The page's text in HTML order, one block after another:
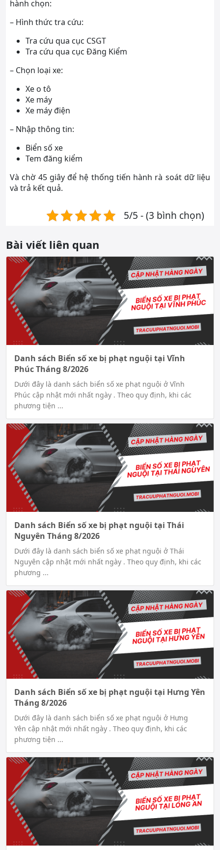
hành chọn:
– Hình thức tra cứu:
Tra cứu qua cục CSGT
Tra cứu qua cục Đăng Kiểm
– Chọn loại xe:
Xe o tô
Xe máy
Xe máy điện
– Nhập thông tin:
Biển số xe
Tem đăng kiểm
Và chờ 45 giây để hệ thống tiến hành rà soát dữ liệu
và trả kết quả.
5/5 - (3 bình chọn)
Bài viết liên quan
Danh sách Biển số xe bị phạt nguội tại Vĩnh
Phúc Tháng 8/2026
Dưới đây là danh sách biển số xe phạt nguội ở Vĩnh
Phúc cập nhật mới nhất ngày . Theo quy định, khi các
phương tiện ...
Danh sách Biển số xe bị phạt nguội tại Thái
Nguyên Tháng 8/2026
Dưới đây là danh sách biển số xe phạt nguội ở Thái
Nguyên cập nhật mới nhất ngày . Theo quy định, khi các
phương ...
Danh sách Biển số xe bị phạt nguội tại Hưng Yên
Tháng 8/2026
Dưới đây là danh sách biển số xe phạt nguội ở Hưng
Yên cập nhật mới nhất ngày . Theo quy định, khi các
phương tiện ...